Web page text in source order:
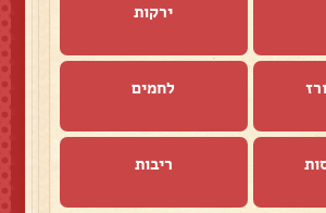
ירקות
לחמים
ריבות